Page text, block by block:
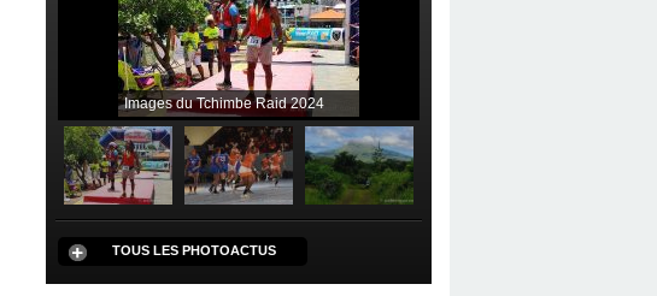
Images du Tchimbe Raid 2024
TOUS LES PHOTOACTUS